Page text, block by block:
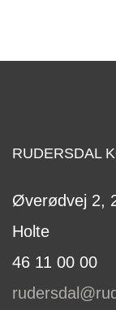
RUDERSDAL
Øverødvej 2,
Holte
46 11 00 00